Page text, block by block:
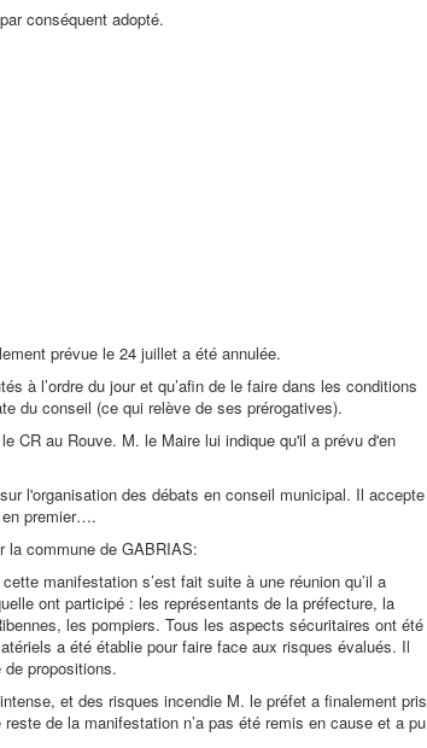
conséquent adopté.
prévue le 24 juillet a été annulée.
à l’ordre du jour et qu’afin de le faire dans les conditions
du conseil (ce qui relève de ses prérogatives).
CR au Rouve. M. le Maire lui indique qu'il a prévu d'en
l'organisation des débats en conseil municipal. Il accepte
en premier….
la commune de GABRIAS:
manifestation s’est fait suite à une réunion qu’il a
ont participé : les représentants de la préfecture, la
les pompiers. Tous les aspects sécuritaires ont été
a été établie pour faire face aux risques évalués. Il
propositions.
et des risques incendie M. le préfet a finalement pris
de la manifestation n’a pas été remis en cause et a pu